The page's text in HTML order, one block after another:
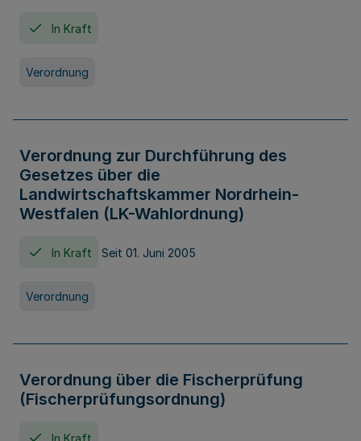
In Kraft
Verordnung
Verordnung zur Durchführung des
Gesetzes über die
Landwirtschaftskammer Nordrhein-
Westfalen (LK-Wahlordnung)
In Kraft Seit 01. Juni 2005
Verordnung
Verordnung über die Fischerprüfung
(Fischerprüfungsordnung)
In Kraft